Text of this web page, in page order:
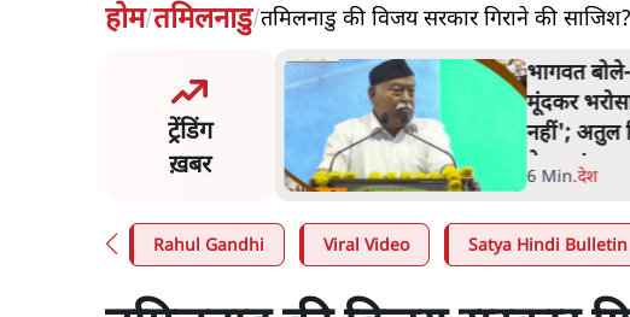
होम/तमिलनाडु/तमिलनाडु की विजय सरकार गिराने की
ट्रेंडिंग
ख़बर
बोले- 'जेन ज़ी पर आँख
आंदोलन देश-विरोधी
अतुल लिमये बोले थे- 'एंटी
अतीक
की सड़क
भाई से
5 Min.उत्तर प्रदेश
Rahul Gandhi Viral Video Satya Hindi Bulletin